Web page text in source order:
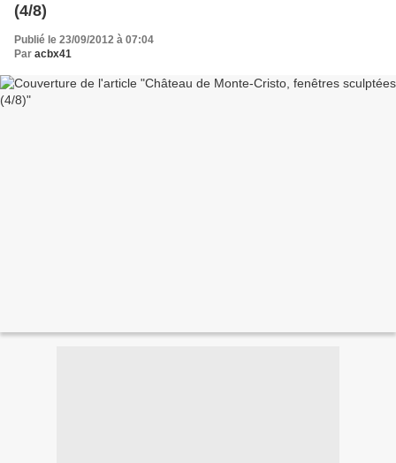
(4/8)
Publié le 23/09/2012 à 07:04
Par acbx41